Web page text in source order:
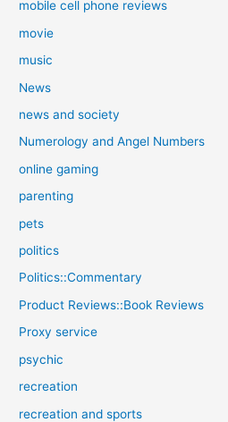
mobile cell phone reviews
movie
music
News
news and society
Numerology and Angel Numbers
online gaming
parenting
pets
politics
Politics::Commentary
Product Reviews::Book Reviews
Proxy service
psychic
recreation
recreation and sports